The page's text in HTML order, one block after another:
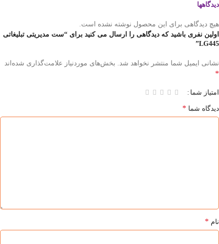
دیدگاهها
هیچ دیدگاهی برای این محصول نوشته نشده است.
اولین نفری باشید که دیدگاهی را ارسال می کنید برای “ست مدیریتی تبلیغاتی
LG445”
نشانی ایمیل شما منتشر نخواهد شد. بخش‌های موردنیاز علامت‌گذاری شده‌اند
*
امتیاز شما
دیدگاه شما *
نام *